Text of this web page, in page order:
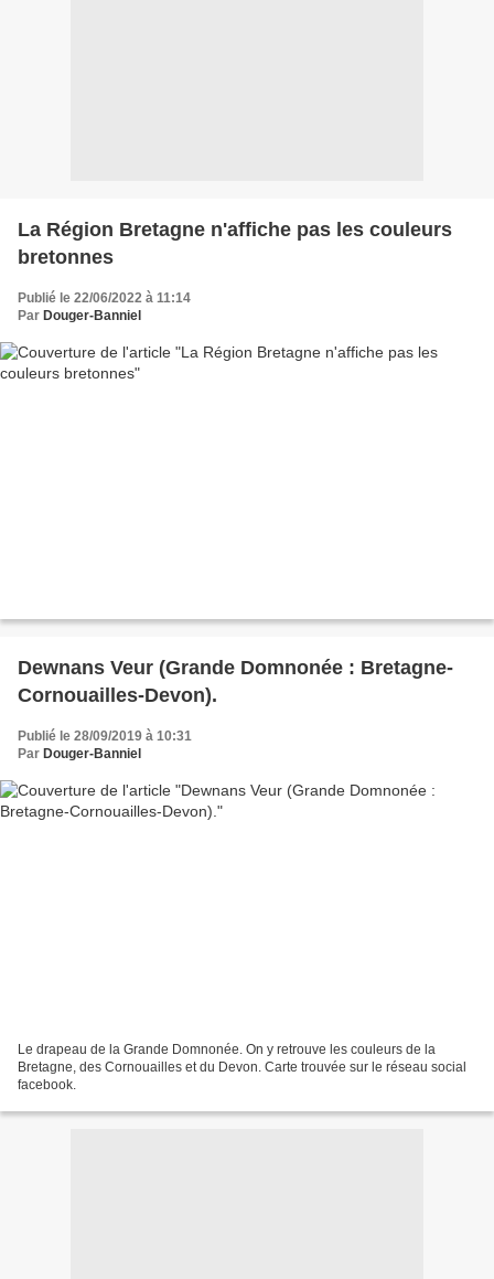
La Région Bretagne n'affiche pas les couleurs
bretonnes
Publié le 22/06/2022 à 11:14
Par Douger-Banniel
Dewnans Veur (Grande Domnonée : Bretagne-
Cornouailles-Devon).
Publié le 28/09/2019 à 10:31
Par Douger-Banniel
Le drapeau de la Grande Domnonée. On y retrouve les couleurs de la
Bretagne, des Cornouailles et du Devon. Carte trouvée sur le réseau social
facebook.